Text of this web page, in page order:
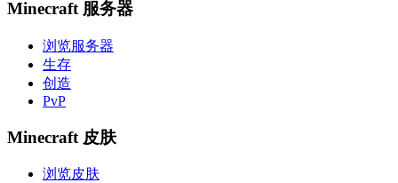
Minecraft 服务器
浏览服务器
生存
创造
PvP
Minecraft 皮肤
浏览皮肤